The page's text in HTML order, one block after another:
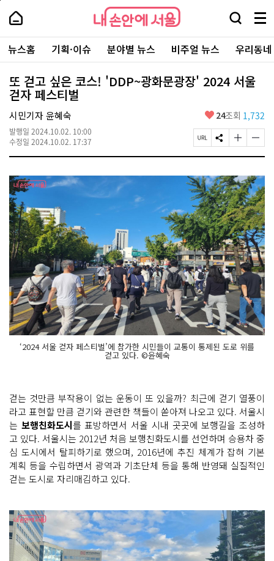
본
로
가
내
손
안
에
서
울
-
서
울
시
대
표
소
통
포
내
손
에
울
검
창
열
기
메
뉴
전
체
보
주
요
서
뉴스홈 기획·이슈 분야별 뉴스 비주얼 뉴스 우리동
또 걷고 싶은 코스! 'DDP~광화문광장' 2024 서울
걷자 페스티벌
시민기자 윤혜숙
발행일 2024.10.02. 10:00
수정일 2024.10.02. 17:37
좋
요
24조회 1,732
페
이
U
R
L
복
사
S
N
공
유
하
기
글
자
기
크
게
변
경
하
기
글
자
기
작
게
변
경
하
기
‘2024 서울 걷자 페스티벌’에 참가한 시민들이 교통이 통제된 도로 위를
걷고 있다. ©윤혜숙
걷는 것만큼 부작용이 없는 운동이 또 있을까? 최근에 걷기 열풍이
라고 표현할 만큼 걷기와 관련한 책들이 쏟아져 나오고 있다. 서울시
는 보행친화도시를 표방하면서 서울 시내 곳곳에 보행길을 조성하
고 있다. 서울시는 2012년 처음 보행친화도시를 선언하며 승용차 중
심 도시에서 탈피하기로 했으며, 2016년에 추진 체계가 잡혀 기본
계획 등을 수립하면서 광역과 기초단체 등을 통해 반영돼 실질적인
걷는 도시로 자리매김하고 있다.
페
상
단
로